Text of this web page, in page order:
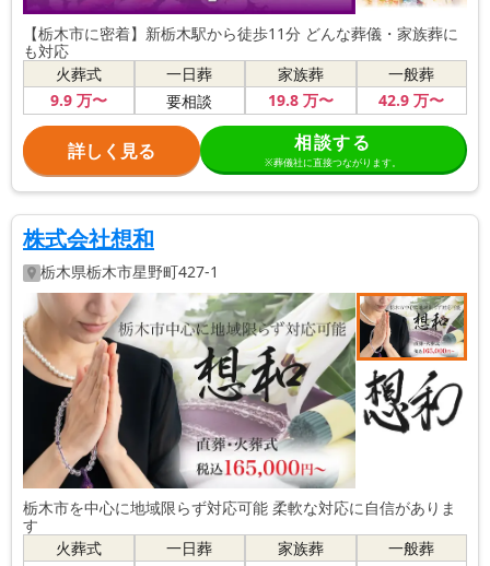
【栃木市に密着】新栃木駅から徒歩11分 どんな葬儀・家族葬に
も対応
火葬式
9.9万〜
一日葬
要相談
家族葬
19.8万〜
一般葬
42.9 万〜
詳しく見る 相談する
※葬儀社に直接つながります。
株式会社想和
栃木県栃木市星野町427-1
栃木市を中心に地域限らず対応可能 柔軟な対応に自信がありま
す
火葬式
一日葬
家族葬
一般葬